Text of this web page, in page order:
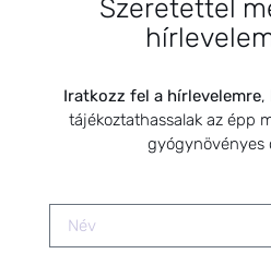
E-mail cím *
Kérlek a feliratkozáshoz
az alábbi nyilatkozatot:
Adatkezelési
foglaltak szerint a HerbClinic
hírleveleket küldjön
Szeretettel
Iratkozz fel a hírlevelemre,
tájékoztathassalak az épp
gyógynövényes